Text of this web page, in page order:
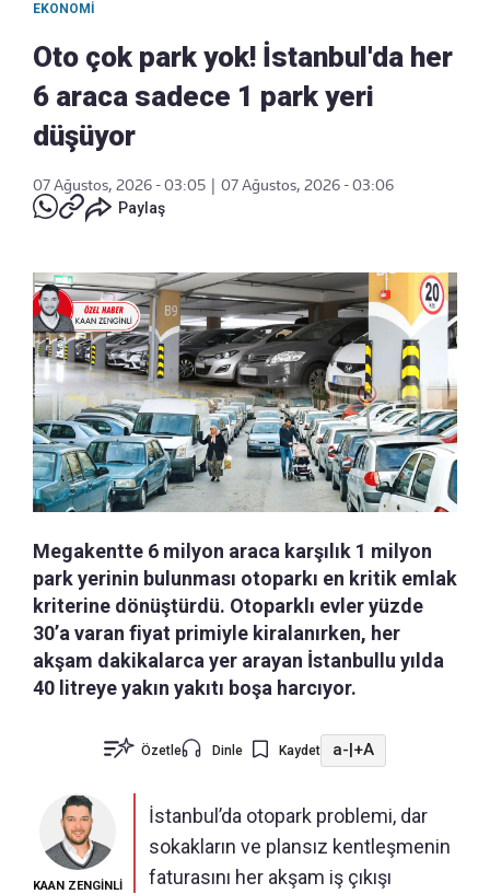
EKONOMI
Oto çok park yok! İstanbul'da her
6 araca sadece 1 park yeri
düşüyor
07 Ağustos, 2026 - 03:05
07 Ağustos, 2026 - 03:06
Paylaş
Megakentte 6 milyon araca karşılık 1 milyon
park yerinin bulunması otoparkı en kritik emlak
kriterine dönüştürdü. Otoparklı evler yüzde
30’a varan fiyat primiyle kiralanırken, her
akşam dakikalarca yer arayan İstanbullu yılda
40 litreye yakın yakıtı boşa harcıyor.
Özetle Dinle Kaydet a-|+A
KAAN ZENGİNLİ
İstanbul’da otopark problemi, dar
sokakların ve plansız kentleşmenin
faturasını her akşam iş çıkışı